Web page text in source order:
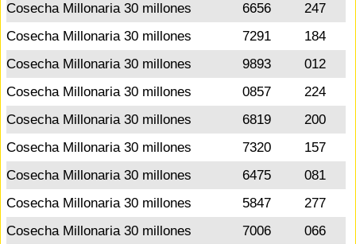
Cosecha Millonaria 30 millones
6656
247
Cosecha Millonaria 30 millones
7291
184
Cosecha Millonaria 30 millones
9893
012
Cosecha Millonaria 30 millones
0857
224
Cosecha Millonaria 30 millones
6819
200
Cosecha Millonaria 30 millones
7320
157
Cosecha Millonaria 30 millones
6475
081
Cosecha Millonaria 30 millones
5847
277
Cosecha Millonaria 30 millones
7006
066